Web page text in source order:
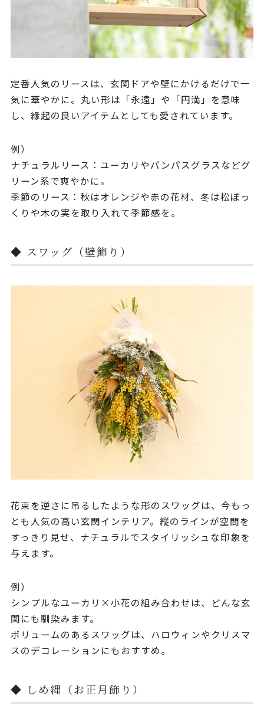
定番人気のリースは、玄関ドアや壁にかけるだけで一
気に華やかに。丸い形は「永遠」や「円満」を意味
し、縁起の良いアイテムとしても愛されています。
例）
ナチュラルリース：ユーカリやパンパスグラスなどグ
リーン系で爽やかに。
季節のリース：秋はオレンジや赤の花材、冬は松ぼっ
くりや木の実を取り入れて季節感を。
◆ スワッグ（壁飾り）
花束を逆さに吊るしたような形のスワッグは、今もっ
とも人気の高い玄関インテリア。縦のラインが空間を
すっきり見せ、ナチュラルでスタイリッシュな印象を
与えます。
例）
シンプルなユーカリ×小花の組み合わせは、どんな玄
関にも馴染みます。
ボリュームのあるスワッグは、ハロウィンやクリスマ
スのデコレーションにもおすすめ。
◆ しめ縄（お正月飾り）